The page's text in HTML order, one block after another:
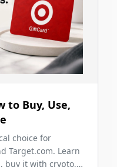
to Buy, Use,
choice for
Target.com. Learn
buy it with crypto,